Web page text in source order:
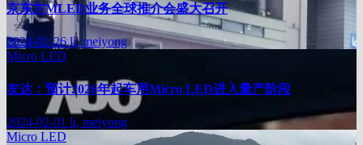
京东方MLED业务全球推介会盛大召开
2024-02-26li, meiyong
Micro LED
友达：预计2026年起车用Micro LED进入量产阶段
2024-02-01 li, meiyong
Micro LED